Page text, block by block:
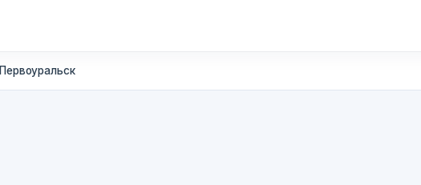
Первоуральск